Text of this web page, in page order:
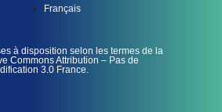
Français
à disposition selon les termes de la
Commons Attribution – Pas de
3.0 France.